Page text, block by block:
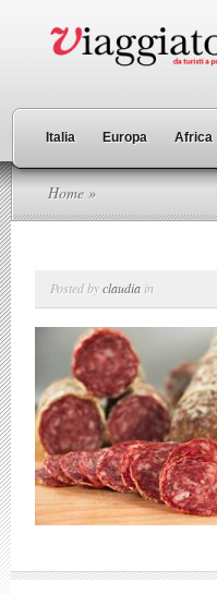
Italia Europa Africa
Home »
Posted byclaudia in